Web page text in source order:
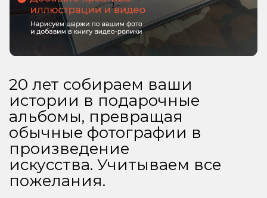
20 лет собираем ваши
истории в подарочные
альбомы, превращая
обычные фотографии в
произведение
искусства. Учитываем все
пожелания.